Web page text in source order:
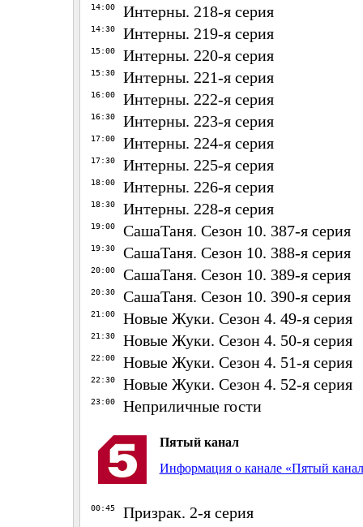
14:00 Интерны. 218-я серия
14:30 Интерны. 219-я серия
15:00 Интерны. 220-я серия
15:30 Интерны. 221-я серия
16:00 Интерны. 222-я серия
16:30 Интерны. 223-я серия
17:00 Интерны. 224-я серия
17:30 Интерны. 225-я серия
18:00 Интерны. 226-я серия
18:30 Интерны. 228-я серия
19:00 СашаТаня. Сезон 10. 387-я серия
19:30 СашаТаня. Сезон 10. 388-я серия
20:00 СашаТаня. Сезон 10. 389-я серия
20:30 СашаТаня. Сезон 10. 390-я серия
21:00 Новые Жуки. Сезон 4. 49-я серия
21:30 Новые Жуки. Сезон 4. 50-я серия
22:00 Новые Жуки. Сезон 4. 51-я серия
22:30 Новые Жуки. Сезон 4. 52-я серия
23:00 Неприличные гости
Пятый канал
Информация о канале «Пятый
00:45 Призрак. 2-я серия